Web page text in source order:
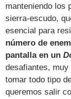
manteniendo los
sierra-escudo,
esencial para
número de
pantalla en un
desafiantes,
tomar todo tipo
queremos salir